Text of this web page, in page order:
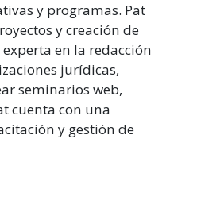
y programas. Pat
y creación de
en la redacción
jurídicas,
seminarios web,
cuenta con una
y gestión de